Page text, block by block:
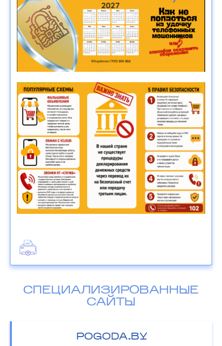
СПЕЦИАЛИЗИРОВАННЫЕ
САЙТЫ
POGODA.BY